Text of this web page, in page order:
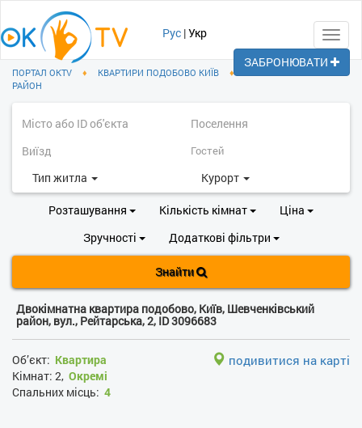
Рус |Укр
ПОРТАЛ OKTV ♦ КВАРТИРИ ПОДОБОВО КИЇВ ♦
РАЙОН
Тип житла Курорт
Розташування Кількість кімнат
Ціна
Зручності
Додаткові фільтри
Знайти
Двокімнатна квартира подобово, Київ, Шевченківський
район, вул., Рейтарська, 2, ID 3096683
Об’єкт: Квартира
Кімнат: 2, Окремі
Спальних місць: 4
подивитися на карті
ЗАБРОНЮВАТИ